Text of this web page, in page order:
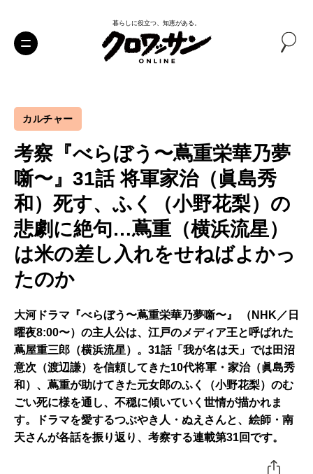
暮らしに役立つ、知恵がある。
カルチャー
考察『べらぼう〜蔦重栄華乃夢
噺〜』31話 将軍家治（眞島秀
和）死す、ふく（小野花梨）の
悲劇に絶句…蔦重（横浜流星）
は米の差し入れをせねばよかっ
たのか
大河ドラマ『べらぼう〜蔦重栄華乃夢噺〜』 （NHK／日
曜夜8:00〜）の主人公は、江戸のメディア王と呼ばれた
蔦屋重三郎（横浜流星）。31話「我が名は天」では田沼
意次（渡辺謙）を信頼してきた10代将軍・家治（眞島秀
和）、蔦重が助けてきた元女郎のふく（小野花梨）のむ
ごい死に様を通し、不穏に傾いていく世情が描かれま
す。ドラマを愛するつぶやき人・ぬえさんと、絵師・南
天さんが各話を振り返り、考察する連載第31回です。